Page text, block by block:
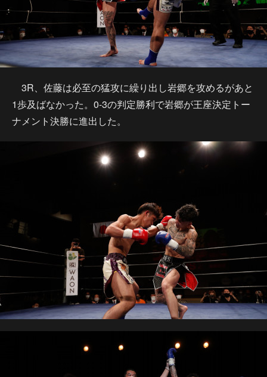
3R、佐藤は必至の猛攻に繰り出し岩郷を攻めるがあと
1歩及ばなかった。0-3の判定勝利で岩郷が王座決定トー
ナメント決勝に進出した。